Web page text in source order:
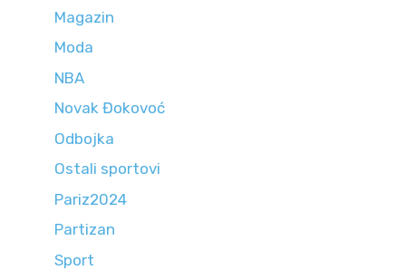
Magazin
Moda
NBA
Novak Đokovoć
Odbojka
Ostali sportovi
Pariz2024
Partizan
Sport